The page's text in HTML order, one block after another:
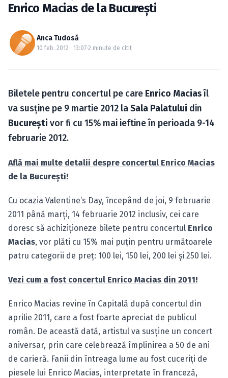
BILETE
Caută în site...
Enrico Macias de la Bucureşti
Anca Tudosă
10 feb. 2012 · 13:07·2 minute de citit
Biletele pentru concertul pe care Enrico Maciasîl
va susţine pe 9 martie 2012 laSala Palatului din
Bucureşti vor fi cu 15% mai ieftine în perioada 9-14
februarie 2012.
Află mai multe detalii despre concertul Enrico Macias
de la Bucureşti!
Cu ocazia Valentine’s Day, începând de joi, 9 februarie
2011 până marţi, 14 februarie 2012 inclusiv, cei care
doresc să achiziţioneze bilete pentru concertul Enrico
Macias, vor plăti cu 15% mai puţin pentru următoarele
patru categorii de preţ: 100 lei, 150 lei, 200 lei şi 250 lei.
Vezi cum a fost concertul Enrico Macias din 2011!
Enrico Macias revine în Capitală după concertul din
aprilie 2011, care a fost foarte apreciat de publicul
român. De această dată, artistul va susţine un concert
aniversar, prin care celebrează împlinirea a 50 de ani
de carieră. Fanii din întreaga lume au fost cuceriţi de
piesele lui Enrico Macias, interpretate în franceză,